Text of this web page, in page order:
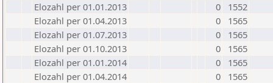
Elozahl per 01.01.2013
0
1552
Elozahl per 01.04.2013
0
1565
Elozahl per 01.07.2013
0
1565
Elozahl per 01.10.2013
0
1565
Elozahl per 01.01.2014
0
1565
Elozahl per 01.04.2014
0
1565